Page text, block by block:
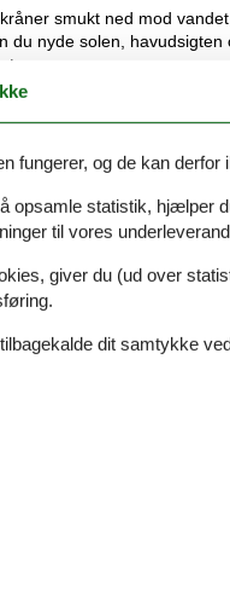
smukt ned mod
nyde solen, havudsigten
og mærk havets nærhed,
grill og udendørs
lyden af havet i
og oplev de smukkeste
Drøsselbjerg Strand i
kan I tage håndklædet
af døgnet, og den
findes blot 4,6 km fra
fungerer, og de kan
opsamle statistik, hjælper
til vores
giver du (ud over
dit samtykke